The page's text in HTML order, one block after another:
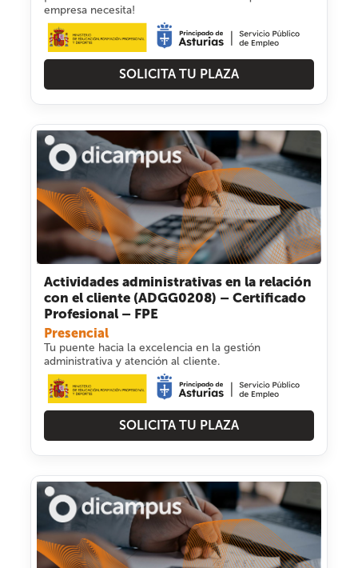
empresa necesita!
SOLICITA TU PLAZA
Actividades administrativas en la relación
con el cliente (ADGG0208) – Certificado
Profesional – FPE
Presencial
Tu puente hacia la excelencia en la gestión
administrativa y atención al cliente.
SOLICITA TU PLAZA